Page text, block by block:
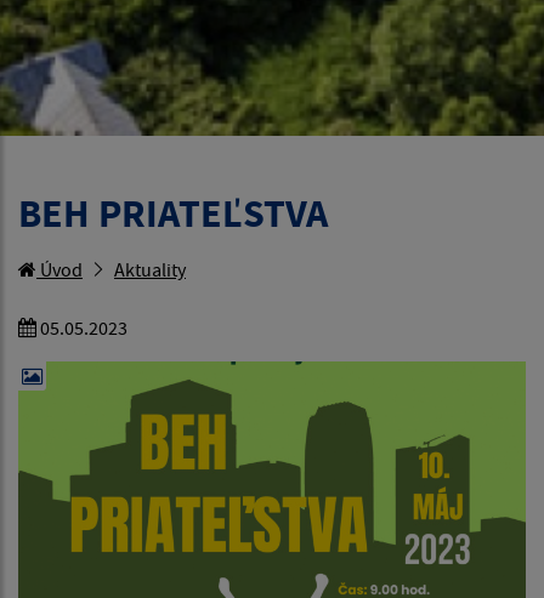
BEH PRIATEĽSTVA
Úvod Aktuality
05.05.2023